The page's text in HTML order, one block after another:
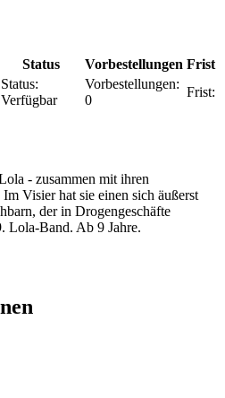
Status Vorbestellungen Frist
Status:
Verfügbar
Vorbestellungen:
0
Frist:
- zusammen mit ihren
Visier hat sie einen sich äußerst
der in Drogengeschäfte
Lola-Band. Ab 9 Jahre.